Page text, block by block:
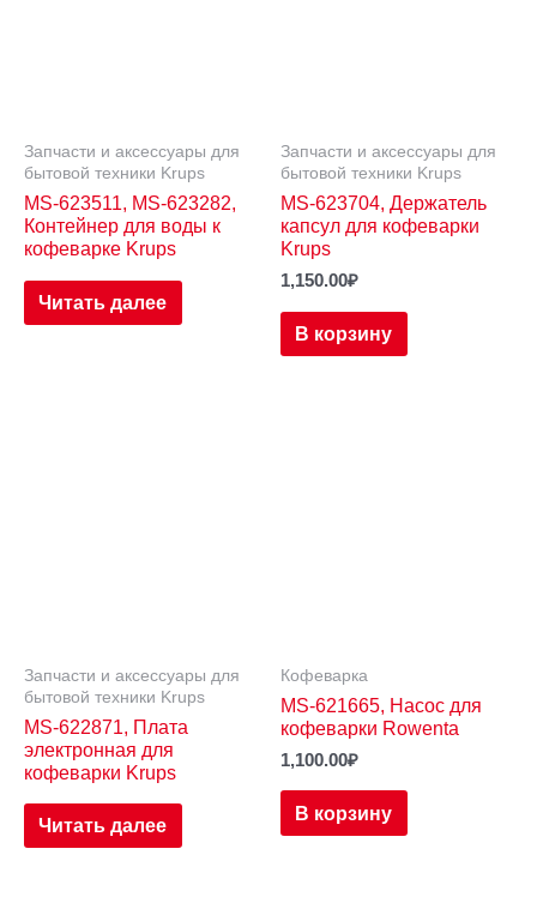
Запчасти и аксессуары для
бытовой техники Krups
MS-623511, MS-623282,
Контейнер для воды к
кофеварке Krups
Читать далее
Запчасти и аксессуары для
бытовой техники Krups
MS-623704, Держатель
капсул для кофеварки
Krups
1,150.00₽
В корзину
Запчасти и аксессуары для
бытовой техники Krups
MS-622871, Плата
электронная для
кофеварки Krups
Читать далее
Кофеварка
MS-621665, Насос для
кофеварки Rowenta
1,100.00₽
В корзину